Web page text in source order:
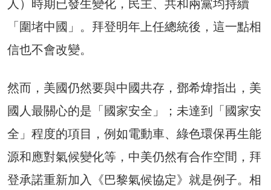
人）時期已發生變化，民主、共和兩黨均持續
「圍堵中國」。拜登明年上任總統後，這一點相
信也不會改變。
然而，美國仍然要與中國共存，鄧希煒指出，美
國人最關心的是「國家安全」；未達到「國家安
全」程度的項目，例如電動車、綠色環保再生能
源和應對氣候變化等，中美仍然有合作空間，拜
登承諾重新加入《巴黎氣候協定》就是例子。相